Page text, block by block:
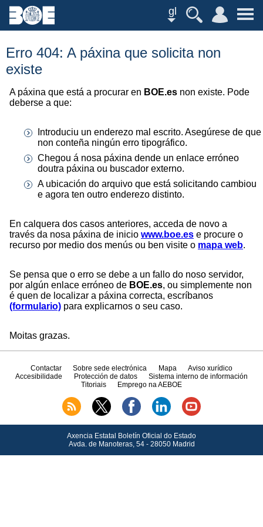
gl
Erro 404: A páxina que solicita non
existe
A páxina que está a procurar en BOE.es non existe. Pode
deberse a que:
Introduciu un enderezo mal escrito. Asegúrese de que
non conteña ningún erro tipográfico.
Chegou á nosa páxina dende un enlace erróneo
doutra páxina ou buscador externo.
A ubicación do arquivo que está solicitando cambiou
e agora ten outro enderezo distinto.
En calquera dos casos anteriores, acceda de novo a
través da nosa páxina de inicio www.boe.es e procure o
recurso por medio dos menús ou ben visite o mapa web.
Se pensa que o erro se debe a un fallo do noso servidor,
por algún enlace erróneo de BOE.es, ou simplemente non
é quen de localizar a páxina correcta, escríbanos
(formulario) para explicarnos o seu caso.
Moitas grazas.
Contactar Sobre sede electrónica Mapa
Aviso xurídico
Accesibilidade
Protección de datos
Sistema interno de información
Titoriais
Emprego na AEBOE
Axencia Estatal Boletín Oficial do Estado
Avda.de Manoteras, 54 - 28050 Madrid